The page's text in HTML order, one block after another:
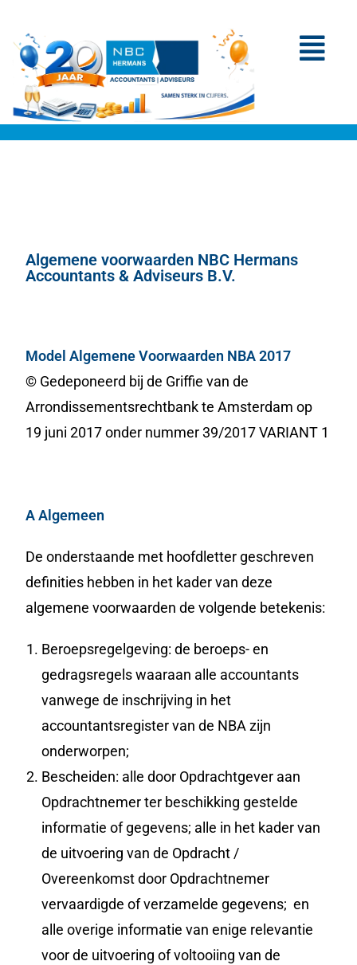
Algemene voorwaarden NBC Hermans
Accountants & Adviseurs B.V.
Model Algemene Voorwaarden NBA 2017
© Gedeponeerd bij de Griffie van de
Arrondissementsrechtbank te Amsterdam op
19 juni 2017 onder nummer 39/2017 VARIANT 1
A Algemeen
De onderstaande met hoofdletter geschreven
definities hebben in het kader van deze
algemene voorwaarden de volgende betekenis:
Beroepsregelgeving: de beroeps- en
gedragsregels waaraan alle accountants
vanwege de inschrijving in het
accountantsregister van de NBA zijn
onderworpen;
Bescheiden: alle door Opdrachtgever aan
Opdrachtnemer ter beschikking gestelde
informatie of gegevens; alle in het kader van
de uitvoering van de Opdracht /
Overeenkomst door Opdrachtnemer
vervaardigde of verzamelde gegevens; en
alle overige informatie van enige relevantie
voor de uitvoering of voltooiing van de